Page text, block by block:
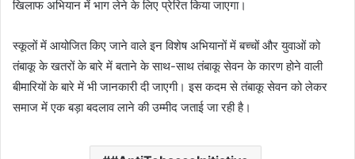
खिलाफ अभियान में भाग लेने के लिए प्रेरित किया जाएगा।
स्कूलों में आयोजित किए जाने वाले इन विशेष अभियानों में बच्चों और युवाओं को
तंबाकू के खतरों के बारे में बताने के साथ-साथ तंबाकू सेवन के कारण होने वाली
बीमारियों के बारे में भी जानकारी दी जाएगी। इस कदम से तंबाकू सेवन को लेकर
समाज में एक बड़ा बदलाव लाने की उम्मीद जताई जा रही है।